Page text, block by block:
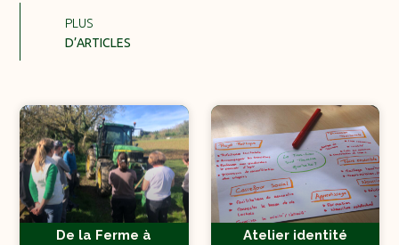
PLUS
D’ARTICLES
De la Ferme à
Atelier identité